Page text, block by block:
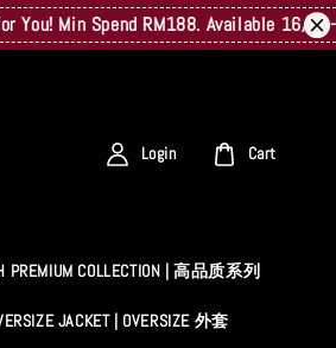
Min Spend RM188. Available 16/02–23/
PREMIUM COLLECTION | 高品质系列
JACKET | OVERSIZE 外套
Login Cart